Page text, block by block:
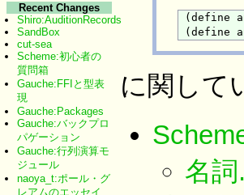
(define
に関して
名
Recent Changes
Shiro:AuditionRecords
SandBox
cut-sea
Scheme:初心者の
質問箱
Gauche:FFIと型表
現
Gauche:Packages
Gauche:バックプロ
パゲーション
Gauche:行列演算モ
ジュール
naoya_t:ポール・グ
レアムのエッセイ